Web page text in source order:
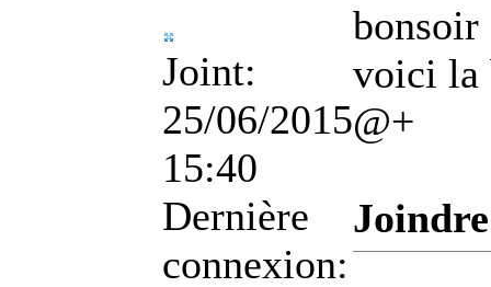
Joint:
25/06/2015
15:40
Dernière
connexion:
bonsoir
voici la
@+